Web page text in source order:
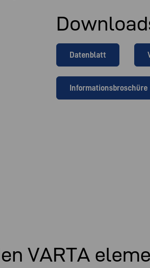
Datenblatt
Informationsbroschüre
VARTA